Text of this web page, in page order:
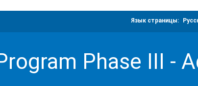
Язык страницы:
Phase III -